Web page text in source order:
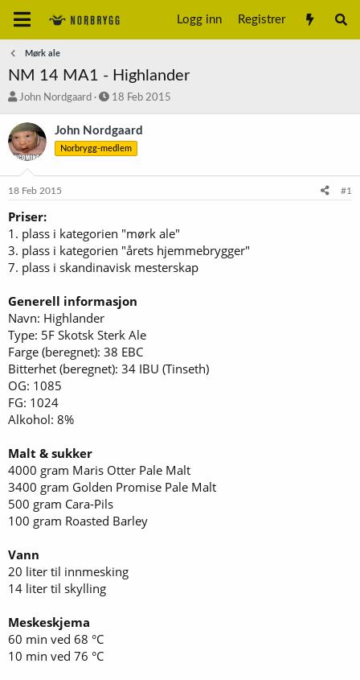
Logg inn Registrer
Mørk ale
NM 14 MA1 - Highlander
T
å
d
s
t
John Nordgaard
S
a
r
t
18 Feb 2015
John Nordgaard
Norbrygg-medlem
18 Feb 2015 #1
Priser:
1. plass i kategorien "mørk ale"
3. plass i kategorien "årets hjemmebrygger"
7. plass i skandinavisk mesterskap
Generell informasjon
Navn: Highlander
Type: 5F Skotsk Sterk Ale
Farge (beregnet): 38 EBC
Bitterhet (beregnet): 34 IBU (Tinseth)
OG: 1085
FG: 1024
Alkohol: 8%
Malt & sukker
4000 gram Maris Otter Pale Malt
3400 gram Golden Promise Pale Malt
500 gram Cara-Pils
100 gram Roasted Barley
Vann
20 liter til innmesking
14 liter til skylling
Meskeskjema
60 min ved 68 °C
10 min ved 76 °C